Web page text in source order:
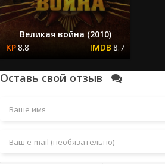
Великая война (2010)
8.8
8.7
Оставь свой отзыв